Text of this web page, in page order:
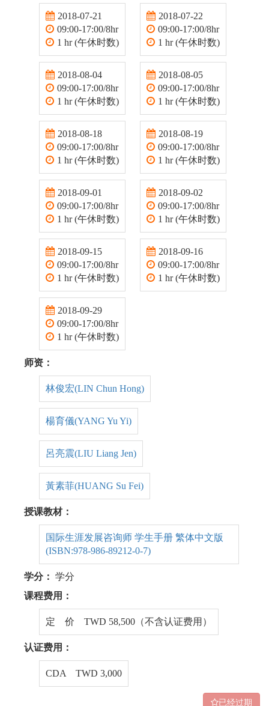
2018-07-21
09:00-17:00/8hr
1 hr (午休时数)
2018-07-22
09:00-17:00/8hr
1 hr (午休时数)
2018-08-04
09:00-17:00/8hr
1 hr (午休时数)
2018-08-05
09:00-17:00/8hr
1 hr (午休时数)
2018-08-18
09:00-17:00/8hr
1 hr (午休时数)
2018-08-19
09:00-17:00/8hr
1 hr (午休时数)
2018-09-01
09:00-17:00/8hr
1 hr (午休时数)
2018-09-02
09:00-17:00/8hr
1 hr (午休时数)
2018-09-15
09:00-17:00/8hr
1 hr (午休时数)
2018-09-16
09:00-17:00/8hr
1 hr (午休时数)
2018-09-29
09:00-17:00/8hr
1 hr (午休时数)
师资：
林俊宏(LIN Chun Hong)
楊育儀(YANG Yu Yi)
呂亮震(LIU Liang Jen)
黃素菲(HUANG Su Fei)
授课教材：
国际生涯发展咨询师 学生手册 繁体中文版
(ISBN:978-986-89212-0-7)
学分： 学分
课程费用：
定 价 TWD 58,500（不含认证费用）
认证费用：
CDA TWD 3,000
已经过期